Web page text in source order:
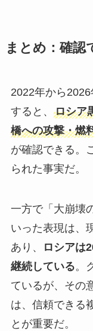
まとめ：確認
2022年から
すると、 ロシア
橋への攻撃・燃
が確認できる。
られた事実だ。
一方で「大崩壊
いった表現は、
あり、
ロシアは
継続している。
ているが、その
は、信頼できる
とが重要だ。